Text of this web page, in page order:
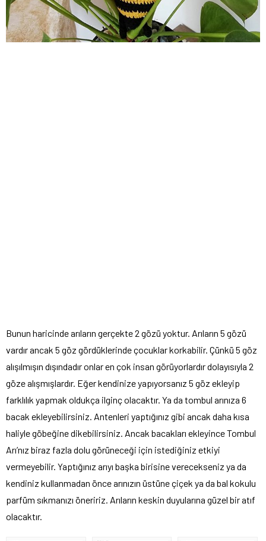
Bunun haricinde arıların gerçekte 2 gözü yoktur. Arıların 5 gözü
vardır ancak 5 göz gördüklerinde çocuklar korkabilir. Çünkü 5 göz
alışılmışın dışındadır onlar en çok insan görüyorlardır dolayısıyla 2
göze alışmışlardır. Eğer kendinize yapıyorsanız 5 göz ekleyip
farklılık yapmak oldukça ilginç olacaktır. Ya da tombul arınıza 6
bacak ekleyebilirsiniz. Antenleri yaptığınız gibi ancak daha kısa
haliyle göbeğine dikebilirsiniz. Ancak bacakları ekleyince Tombul
Arı’nız biraz fazla dolu görüneceği için istediğiniz etkiyi
vermeyebilir. Yaptığınız arıyı başka birisine verecekseniz ya da
kendiniz kullanmadan önce arınızın üstüne çiçek ya da bal kokulu
parfüm sıkmanızı öneririz. Arıların keskin duyularına güzel bir atıf
olacaktır.